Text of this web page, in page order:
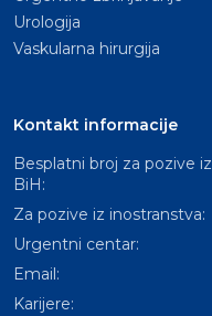
Urologija
Vaskularna hirurgija
Kontakt informacije
Besplatni broj za pozive iz
BiH:
Za pozive iz inostranstva:
Urgentni centar:
Email:
Karijere: